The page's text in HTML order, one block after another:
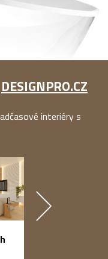
DESIGNPRO.CZ
interiéry s